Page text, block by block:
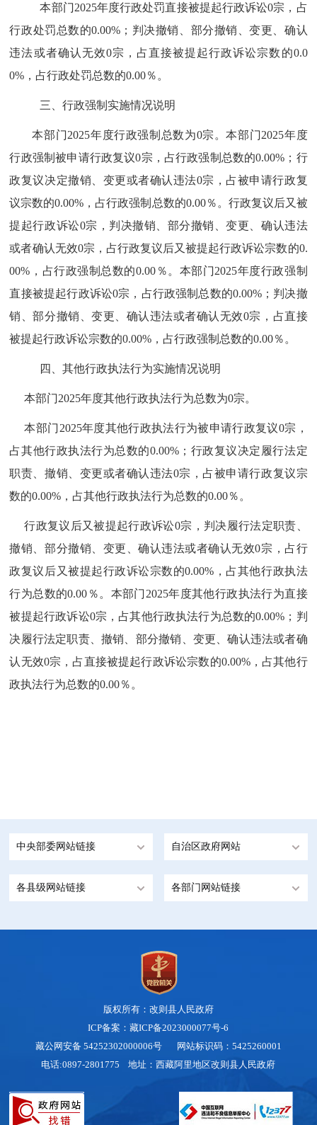
本部门2025年度行政处罚直接被提起行政诉讼0宗，占
行政处罚总数的0.00% ；判决撤销、部分撤销、变更、确认
违法或者确认无效0宗，占直接被提起行政诉讼宗数的0.0
0% ，占行政处罚总数的0.00％。
三、行政强制实施情况说明
本部门2025年度行政强制总数为0宗。本部门2025年度
行政强制被申请行政复议0宗，占行政强制总数的0.00% ；行
政复议决定撤销、变更或者确认违法0宗，占被申请行政复
议宗数的0.00% ，占行政强制总数的0.00％。行政复议后又被
提起行政诉讼0宗，判决撤销、部分撤销、变更、确认违法
或者确认无效0宗，占行政复议后又被提起行政诉讼宗数的0.
00% ，占行政强制总数的0.00％。本部门2025年度行政强制
直接被提起行政诉讼0宗，占行政强制总数的0.00% ；判决撤
销、部分撤销、变更、确认违法或者确认无效0宗，占直接
被提起行政诉讼宗数的0.00% ，占行政强制总数的0.00％。
四、其他行政执法行为实施情况说明
本部门2025年度其他行政执法行为总数为0宗。
本部门 2025年度其他行政执法行为被申请行政复议0宗，
占其他行政执法行为总数的0.00% ；行政复议决定履行法定
职责、撤销、变更或者确认违法0宗，占被申请行政复议宗
数的0.00% ，占其他行政执法行为总数的0.00％。
行政复议后又被提起行政诉讼0宗，判决履行法定职责、
撤销、部分撤销、变更、确认违法或者确认无效0宗，占行
政复议后又被提起行政诉讼宗数的0.00% ，占其他行政执法
行为总数的0.00 ％。本部门 2025年度其他行政执法行为直接
被提起行政诉讼0宗，占其他行政执法行为总数的0.00% ；判
决履行法定职责、撤销、部分撤销、变更、确认违法或者确
认无效0宗，占直接被提起行政诉讼宗数的0.00%，占其他行
政执法行为总数的0.00％。
中央部委网站链接 自治区政府网站
各县级网站链接 各部门网站链接
版权所有：改则县人民政府
ICP备案：藏ICP备2023000077号-6
藏公网安备 54252302000006号网站标识码：5425260001
电话:0897-2801775 地址：西藏阿里地区改则县人民政府